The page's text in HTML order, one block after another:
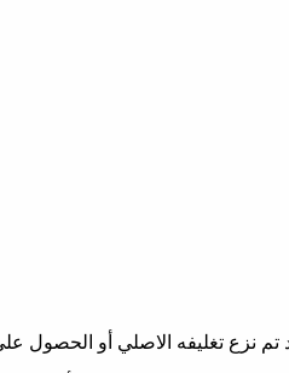
تم نزع تغليفه الاصلي أو الحصول